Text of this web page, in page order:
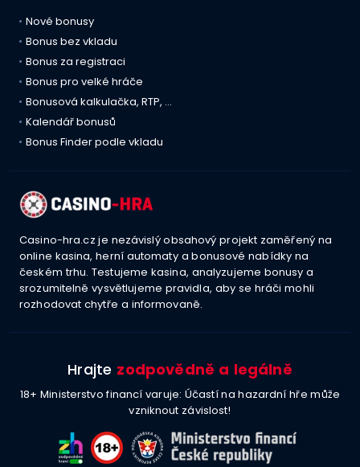
Nové bonusy
Bonus bez vkladu
Bonus za registraci
Bonus pro velké hráče
Bonusová kalkulačka, RTP, …
Kalendář bonusů
Bonus Finder podle vkladu
Casino-hra.cz je nezávislý obsahový projekt zaměřený na
online kasina, herní automaty a bonusové nabídky na
českém trhu. Testujeme kasina, analyzujeme bonusy a
srozumitelně vysvětlujeme pravidla, aby se hráči mohli
rozhodovat chytře a informovaně.
Hrajte zodpovědně a legálně
18+ Ministerstvo financí varuje: Účastí na hazardní hře může
vzniknout závislost!